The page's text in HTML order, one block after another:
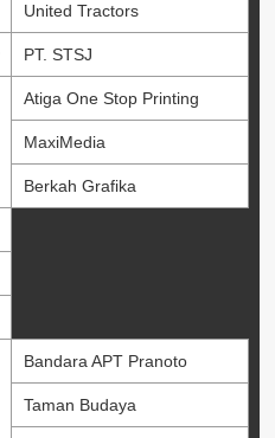
United Tractors
PT. STSJ
Atiga One Stop Printing
MaxiMedia
Berkah Grafika
Bandara APT Pranoto
Taman Budaya